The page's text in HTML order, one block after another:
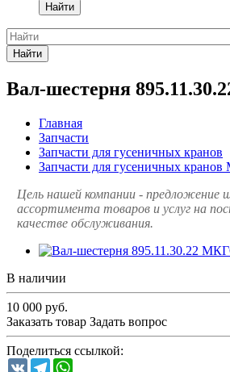
Найти
Найти
Вал-шестерня
Главная
Запчасти
Запчасти для гусеничных кранов
Запчасти для гусеничных
Цель нашей компании - предложение
ассортимента товаров и услуг на
качестве обслуживания.
В наличии
10 000 руб.
Заказать товар Задать вопрос
Поделиться ссылкой:
VK Telegram